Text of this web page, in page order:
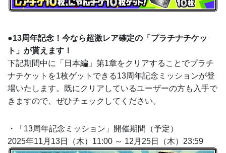
●13周年記念！今なら超激レア確定の「プラチナチケッ
ト」が貰えます！
下記期間中に「日本編」第1章をクリアすることでプラチ
ナチケットを1枚ゲットできる13周年記念ミッションが登
場いたします。既にクリアしているユーザーの方も入手で
きますので、ぜひチェックしてください。
・「13周年記念ミッション」開催期間（予定）
2025年11月13日（木）11:00 ～ 12月25日（木）23:59